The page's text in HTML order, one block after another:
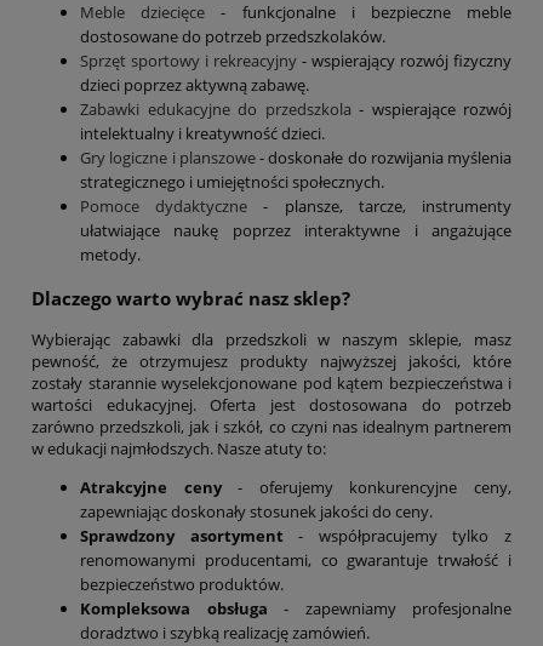
Meble dziecięce - funkcjonalne i bezpieczne meble
dostosowane do potrzeb przedszkolaków.
Sprzęt sportowy i rekreacyjny - wspierający rozwój fizyczny
dzieci poprzez aktywną zabawę.
Zabawki edukacyjne do przedszkola - wspierające rozwój
intelektualny i kreatywność dzieci.
Gry logiczne i planszowe- doskonałe do rozwijania myślenia
strategicznego i umiejętności społecznych.
Pomoce dydaktyczne - plansze, tarcze, instrumenty
ułatwiające naukę poprzez interaktywne i angażujące
metody.
Dlaczego warto wybrać nasz sklep?
Wybierając zabawki dla przedszkoli w naszym sklepie, masz
pewność, że otrzymujesz produkty najwyższej jakości, które
zostały starannie wyselekcjonowane pod kątem bezpieczeństwa i
wartości edukacyjnej. Oferta jest dostosowana do potrzeb
zarówno przedszkoli, jak i szkół, co czyni nas idealnym partnerem
w edukacji najmłodszych. Nasze atuty to:
Atrakcyjne ceny- oferujemy konkurencyjne ceny,
zapewniając doskonały stosunek jakości do ceny.
Sprawdzony asortyment - współpracujemy tylko z
renomowanymi producentami, co gwarantuje trwałość i
bezpieczeństwo produktów.
Kompleksowa obsługa - zapewniamy profesjonalne
doradztwo i szybką realizację zamówień.